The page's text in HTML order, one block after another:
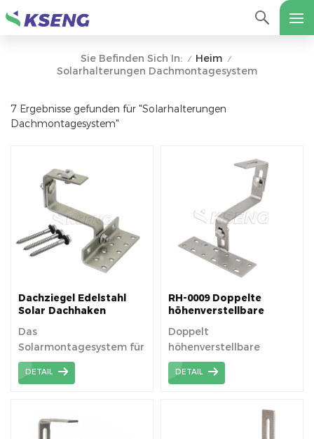
Sie Befinden Sich In: / Heim /
Solarhalterungen Dachmontagesystem
7 Ergebnisse gefunden für "Solarhalterungen
Dachmontagesystem"
Dachziegel Edelstahl
Solar Dachhaken
Das
Solarmontagesystem für
Ziegeldächer ist für die
Installation von PV-
konzipiert.
DETAIL
RH-0009 Doppelte
höhenverstellbare
SUS 304Hook
Doppelt
höhenverstellbare
Flachziegelhaken sind
praktischer für Dächer
Anpassungen erfordern.
DETAIL